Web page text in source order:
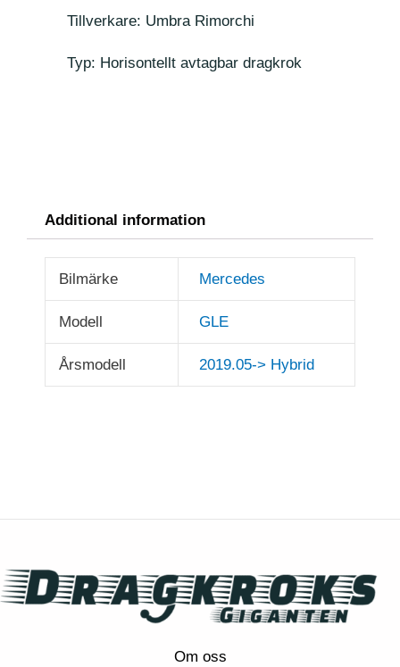
Tillverkare: Umbra Rimorchi
Typ: Horisontellt avtagbar dragkrok
Additional information
Bilmärke Mercedes
Modell GLE
Årsmodell 2019.05-> Hybrid
Om oss